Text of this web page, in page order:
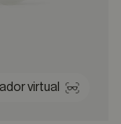
virtual